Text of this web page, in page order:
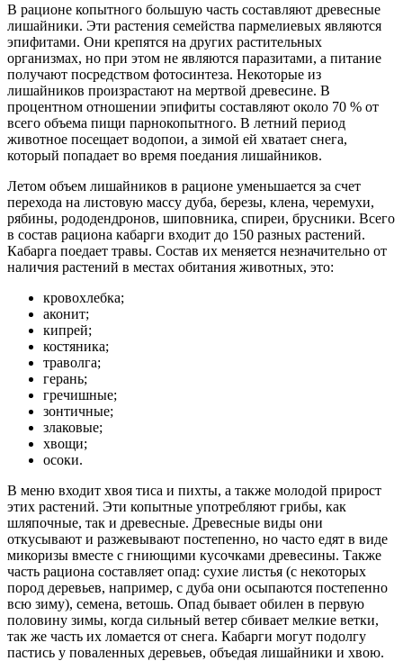
В рационе копытного большую часть составляют древесные
лишайники. Эти растения семейства пармелиевых являются
эпифитами. Они крепятся на других растительных
организмах, но при этом не являются паразитами, а питание
получают посредством фотосинтеза. Некоторые из
лишайников произрастают на мертвой древесине. В
процентном отношении эпифиты составляют около 70 % от
всего объема пищи парнокопытного. В летний период
животное посещает водопои, а зимой ей хватает снега,
который попадает во время поедания лишайников.
Летом объем лишайников в рационе уменьшается за счет
перехода на листовую массу дуба, березы, клена, черемухи,
рябины, рододендронов, шиповника, спиреи, брусники. Всего
в состав рациона кабарги входит до 150 разных растений.
Кабарга поедает травы. Состав их меняется незначительно от
наличия растений в местах обитания животных, это:
кровохлебка;
аконит;
кипрей;
костяника;
траволга;
герань;
гречишные;
зонтичные;
злаковые;
хвощи;
осоки.
В меню входит хвоя тиса и пихты, а также молодой прирост
этих растений. Эти копытные употребляют грибы, как
шляпочные, так и древесные. Древесные виды они
откусывают и разжевывают постепенно, но часто едят в виде
микоризы вместе с гниющими кусочками древесины. Также
часть рациона составляет опад: сухие листья (с некоторых
пород деревьев, например, с дуба они осыпаются постепенно
всю зиму), семена, ветошь. Опад бывает обилен в первую
половину зимы, когда сильный ветер сбивает мелкие ветки,
так же часть их ломается от снега. Кабарги могут подолгу
пастись у поваленных деревьев, объедая лишайники и хвою.